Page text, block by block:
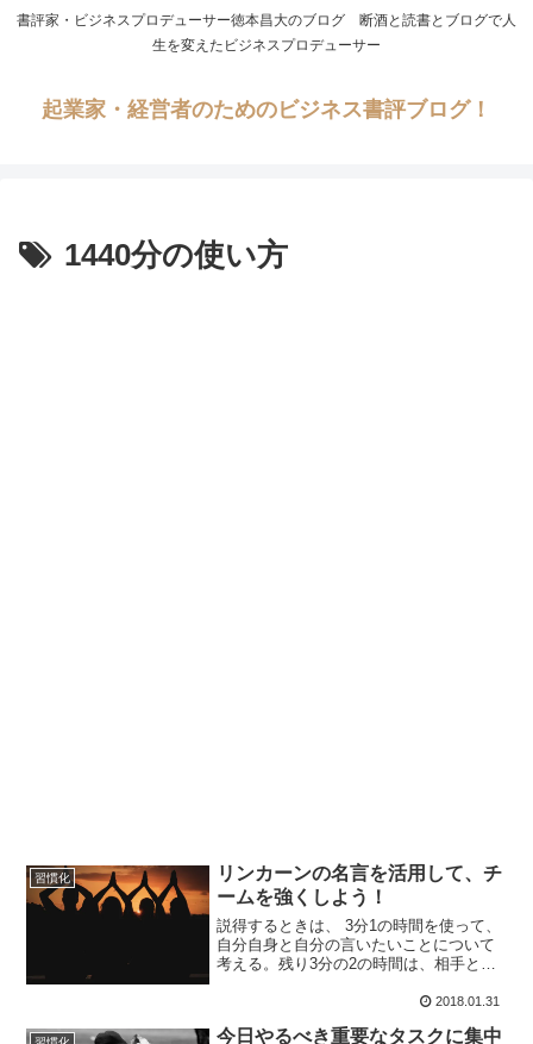
書評家・ビジネスプロデューサー徳本昌大のブログ 断酒と読書とブログで人
生を変えたビジネスプロデューサー
起業家・経営者のためのビジネス書評ブログ！
1440分の使い方
習慣化
リンカーンの名言を活用して、チ
ームを強くしよう！
説得するときは、 3分1の時間を使って、
自分自身と自分の言いたいことについて
考える。残り3分の2の時間は、相手と相
ブラハム・リンカーン) photo credit:2018.01.31
今日やるべき重要なタスクに集中